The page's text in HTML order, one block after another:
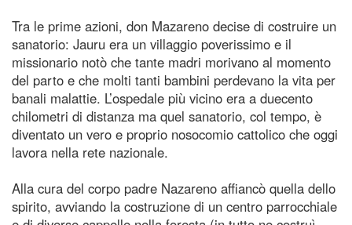
Tra le prime azioni, don Mazareno decise di costruire un
sanatorio: Jauru era un villaggio poverissimo e il
missionario notò che tante madri morivano al momento
del parto e che molti tanti bambini perdevano la vita per
banali malattie. L’ospedale più vicino era a duecento
chilometri di distanza ma quel sanatorio, col tempo, è
diventato un vero e proprio nosocomio cattolico che oggi
lavora nella rete nazionale.
Alla cura del corpo padre Nazareno affiancò quella dello
spirito, avviando la costruzione di un centro parrocchiale